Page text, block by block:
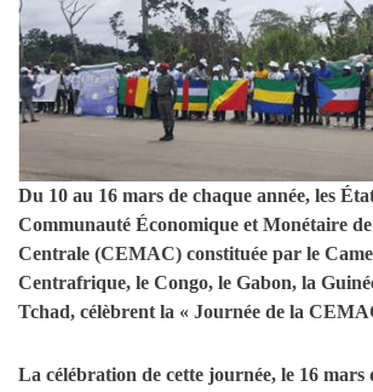
Du 10 au 16 mars de chaque année, les
Communauté Économique et Monétaire
Centrale (CEMAC) constituée par le
Centrafrique, le Congo, le Gabon, la
Tchad, célèbrent la « Journée de la
La célébration de cette journée, le 16 mars